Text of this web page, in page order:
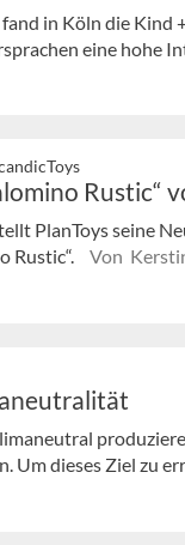
fand in Köln die
eine hohe
Rustic“
PlanToys seine
Rustic“.
Von
Um dieses Ziel zu